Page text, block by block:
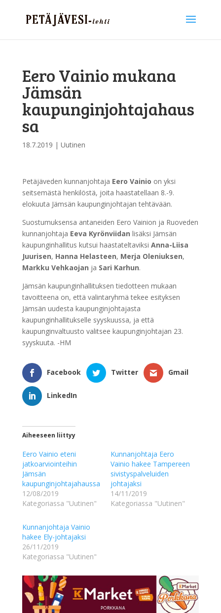
Eero Vainio mukana
Jämsän
kaupunginjohtajahaus
sa
18.7.2019 | Uutinen
Petäjäveden kunnanjohtaja Eero Vainio on yksi
seitsemästä henkilöstä, joita haastatellaan 8.-9.
elokuuta Jämsän kaupunginjohtajan tehtävään.
Suostumuksensa antaneiden Eero Vainion ja Ruoveden
kunnanjohtaja Eeva Kyrönviidan lisäksi Jämsän
kaupunginhallitus kutsui haastateltaviksi Anna-Liisa
Juurisen, Hanna Helasteen, Merja Oleniuksen,
Markku Vehkaojan ja Sari Karhun.
Jämsän kaupunginhallituksen tiedotteen mukaan
tavoitteena on, että valintaryhmä tekee esityksen
Jämsän uudesta kaupunginjohtajasta
kaupunginhallitukselle syyskuussa, ja että
kaupunginvaltuusto valitsee kaupunginjohtajan 23.
syyskuuta. -HM
Facebook Twitter Gmail
LinkedIn
Aiheeseen liittyy
Eero Vainio eteni
jatkoarviointeihin
Jämsän
kaupunginjohtajahaussa
12/08/2019
Kategoriassa "Uutinen"
Kunnanjohtaja Eero
Vainio hakee Tampereen
sivistyspalveluiden
johtajaksi
14/11/2019
Kategoriassa "Uutinen"
Kunnanjohtaja Vainio
hakee Ely-johtajaksi
26/11/2019
Kategoriassa "Uutinen"